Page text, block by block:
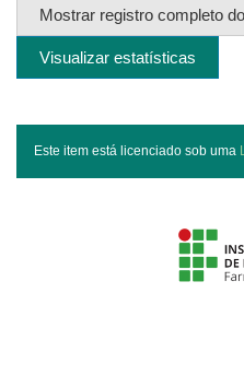
Mostrar registro completo
Visualizar estatísticas
Este item está licenciado sob uma